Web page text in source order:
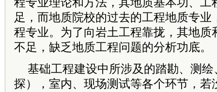
足，而地质院校的过去的工程地质专业
程专业。为了向岩土工程靠拢，其地质
不足，缺乏地质工程问题的分析功底。
基础工程建设中所涉及的踏勘、测
探），室内、现场测试等各个环节，若